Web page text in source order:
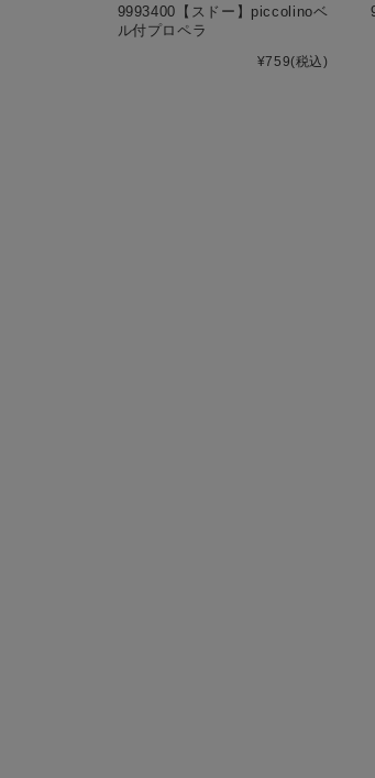
9993400【スドー】piccolinoベ
ル付プロペラ
¥759(税込)